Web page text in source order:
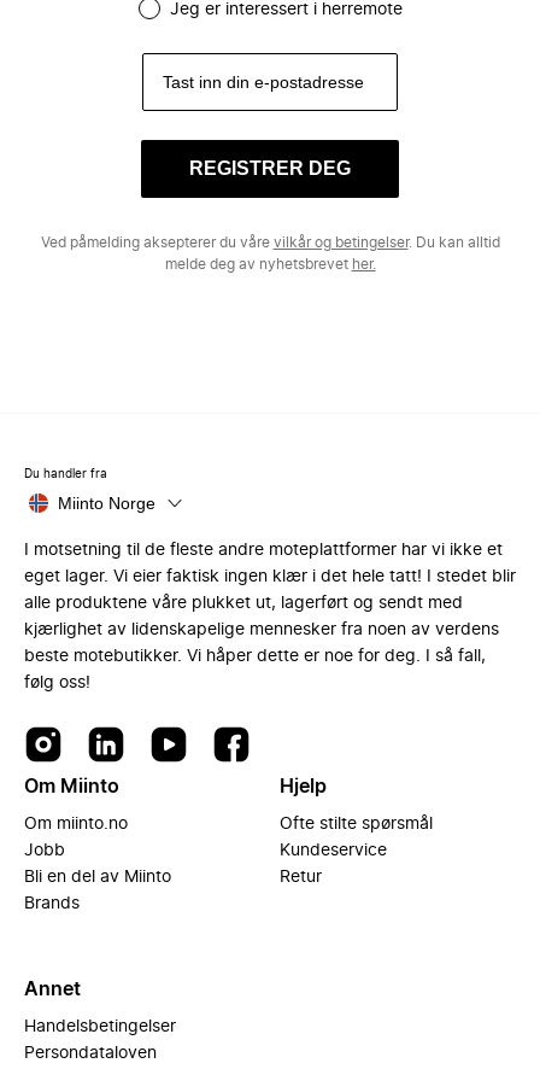
Jeg er interessert i herremote
REGISTRER DEG
Ved påmelding aksepterer du våre vilkår og betingelser. Du kan alltid
melde deg av nyhetsbrevet her.
Du handler fra
Miinto Norge
I motsetning til de fleste andre moteplattformer har vi ikke et
eget lager. Vi eier faktisk ingen klær i det hele tatt! I stedet blir
alle produktene våre plukket ut, lagerført og sendt med
kjærlighet av lidenskapelige mennesker fra noen av verdens
beste motebutikker. Vi håper dette er noe for deg. I så fall,
følg oss!
Om Miinto
Om miinto.no
Jobb
Bli en del av Miinto
Brands
Hjelp
Ofte stilte spørsmål
Kundeservice
Retur
Annet
Handelsbetingelser
Persondataloven